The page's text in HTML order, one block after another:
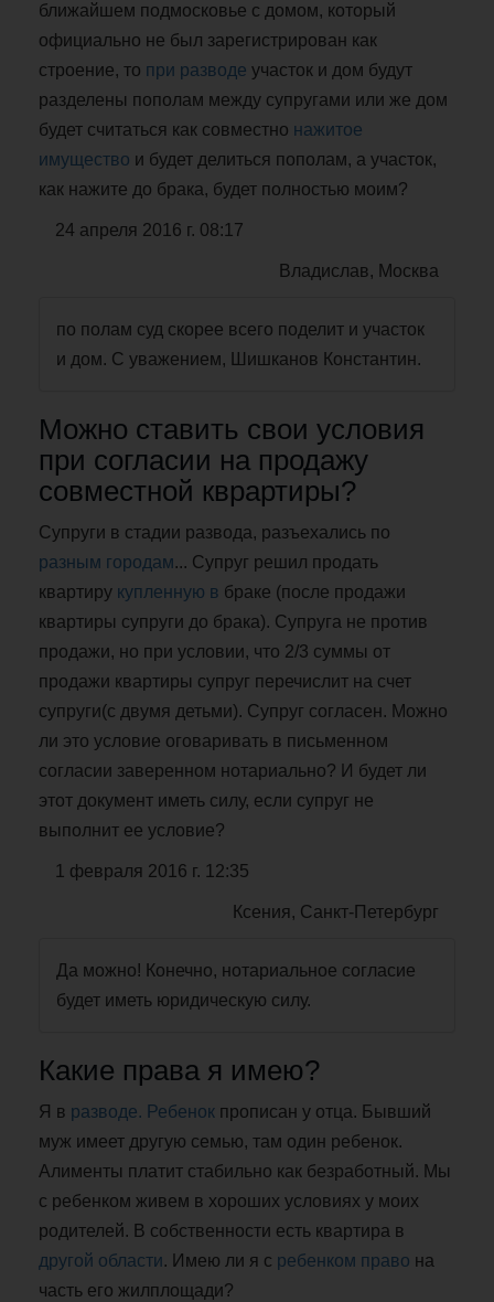
ближайшем подмосковье с домом, который
официально не был зарегистрирован как
строение, то при разводе участок и дом будут
разделены пополам между супругами или же дом
будет считаться как совместно нажитое
имущество и будет делиться пополам, а участок,
как нажите до брака, будет полностью моим?
24 апреля 2016 г. 08:17
Владислав, Москва
по полам суд скорее всего поделит и участок
и дом. С уважением, Шишканов Константин.
Можно ставить свои условия
при согласии на продажу
совместной кврартиры?
Супруги в стадии развода, разъехались по
разным городам... Супруг решил продать
квартиру купленную в браке (после продажи
квартиры супруги до брака). Супруга не против
продажи, но при условии, что 2/3 суммы от
продажи квартиры супруг перечислит на счет
супруги(с двумя детьми). Супруг согласен. Можно
ли это условие оговаривать в письменном
согласии заверенном нотариально? И будет ли
этот документ иметь силу, если супруг не
выполнит ее условие?
1 февраля 2016 г. 12:35
Ксения, Санкт-Петербург
Да можно! Конечно, нотариальное согласие
будет иметь юридическую силу.
Какие права я имею?
Я в разводе. Ребенок прописан у отца. Бывший
муж имеет другую семью, там один ребенок.
Алименты платит стабильно как безработный. Мы
с ребенком живем в хороших условиях у моих
родителей. В собственности есть квартира в
другой области. Имею ли я с ребенком право на
часть его жилплощади?